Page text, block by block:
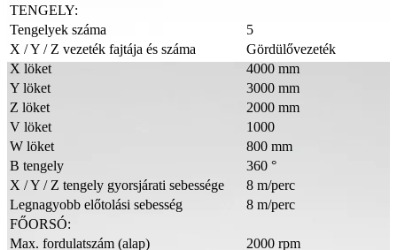
TENGELY:
Tengelyek száma
5
X / Y / Z vezeték fajtája és száma
Gördülővezeték
X löket
4000 mm
Y löket
3000 mm
Z löket
2000 mm
V löket
1000
W löket
800 mm
B tengely
360 °
X / Y / Z tengely gyorsjárati sebessége
8 m/perc
Legnagyobb előtolási sebesség
8 m/perc
FŐORSÓ:
Max. fordulatszám (alap)
2000 rpm